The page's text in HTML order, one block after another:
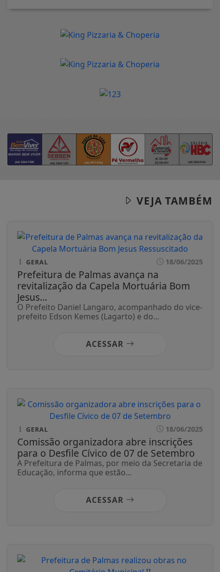
VEJA TAMBÉM
GERAL 18/06/2025
Prefeitura de Palmas avança na
revitalização da Capela Mortuária Bom
Jesus...
O Prefeito Daniel Langaro, acompanhado do vice-
prefeito Edson Kemes (Lagarto) e do...
ACESSAR
GERAL 18/06/2025
Comissão organizadora abre inscrições
para o Desfile Cívico de 07 de Setembro
A Prefeitura de Palmas, por meio da Secretaria de
Educação, informa que estão...
ACESSAR